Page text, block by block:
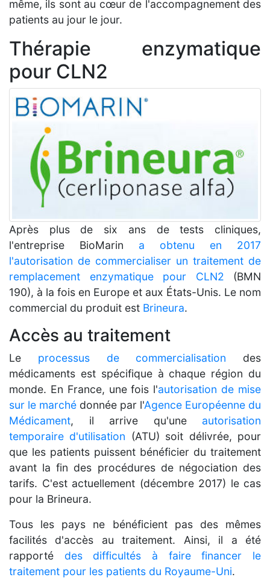
même, ils sont au cœur de l'accompagnement des
patients au jour le jour.
Thérapie enzymatique
pour CLN2
Après plus de six ans de tests cliniques,
l'entreprise BioMarin a obtenu en 2017
l'autorisation de commercialiser un traitement de
remplacement enzymatique pour CLN2 (BMN
190), à la fois en Europe et aux États-Unis. Le nom
commercial du produit est Brineura.
Accès au traitement
Le processus de commercialisation des
médicaments est spécifique à chaque région du
monde. En France, une fois l'autorisation de mise
sur le marché donnée par l'Agence Européenne du
Médicament, il arrive qu'une autorisation
temporaire d'utilisation (ATU) soit délivrée, pour
que les patients puissent bénéficier du traitement
avant la fin des procédures de négociation des
tarifs. C'est actuellement (décembre 2017) le cas
pour la Brineura.
Tous les pays ne bénéficient pas des mêmes
facilités d'accès au traitement. Ainsi, il a été
rapporté des difficultés à faire financer le
traitement pour les patients du Royaume-Uni.